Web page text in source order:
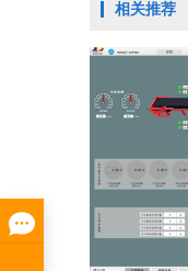
相关推荐